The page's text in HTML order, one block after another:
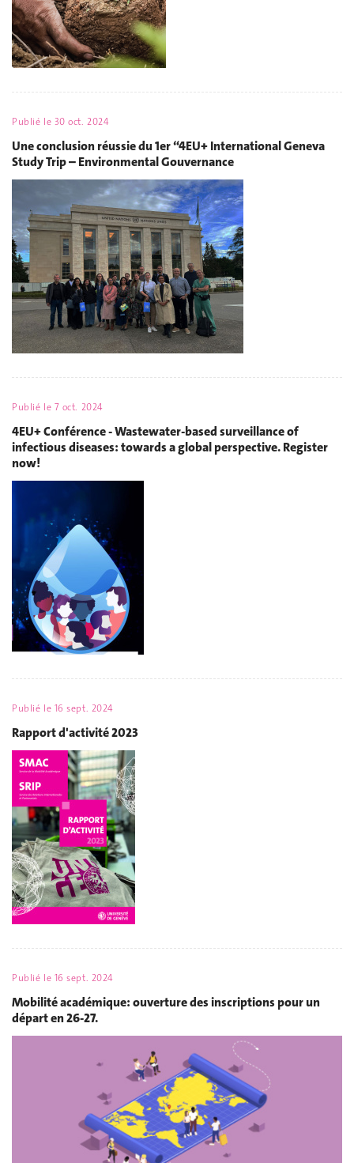
Publié le 30 oct. 2024
Une conclusion réussie du 1er “4EU+ International Geneva
Study Trip – Environmental Gouvernance
Publié le 7 oct. 2024
4EU+ Conférence - Wastewater-based surveillance of
infectious diseases: towards a global perspective. Register
now!
Publié le 16 sept. 2024
Rapport d'activité 2023
Publié le 16 sept. 2024
Mobilité académique: ouverture des inscriptions pour un
départ en 26-27.